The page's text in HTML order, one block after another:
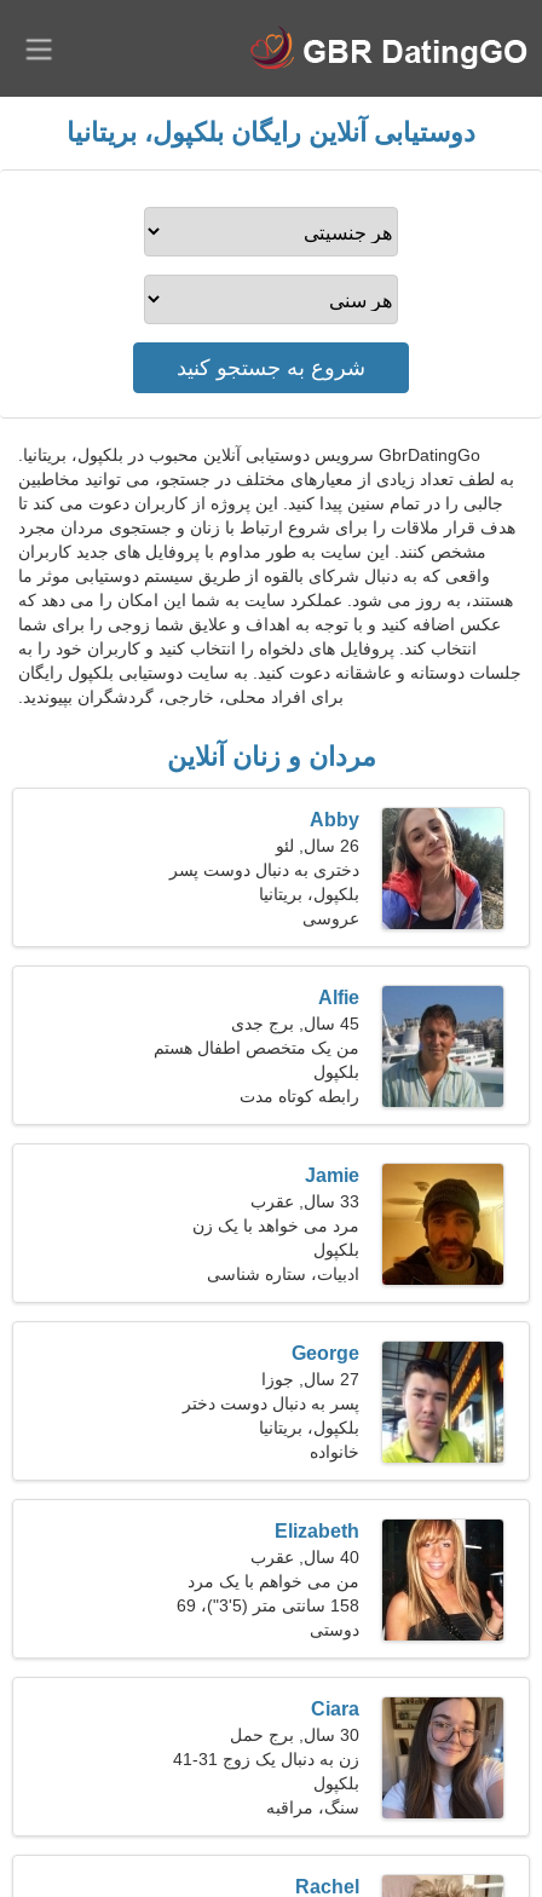
دوستیابی آنلاین رایگان بلکپول، بریتانیا
GbrDatingGo سرویس دوستیابی آنلاین محبوب در بلکپول، بریتانیا.
به لطف تعداد زیادی از معیارهای مختلف در جستجو، می توانید مخاطبین
جالبی را در تمام سنین پیدا کنید. این پروژه از کاربران دعوت می کند تا
هدف قرار ملاقات را برای شروع ارتباط با زنان و جستجوی مردان مجرد
مشخص کنند. این سایت به طور مداوم با پروفایل های جدید کاربران
واقعی که به دنبال شرکای بالقوه از طریق سیستم دوستیابی موثر ما
هستند، به روز می شود. عملکرد سایت به شما این امکان را می دهد که
عکس اضافه کنید و با توجه به اهداف و علایق شما زوجی را برای شما
انتخاب کند. پروفایل های دلخواه را انتخاب کنید و کاربران خود را به
جلسات دوستانه و عاشقانه دعوت کنید. به سایت دوستیابی بلکپول رایگان
برای افراد محلی، خارجی، گردشگران بپیوندید.
مردان و زنان آنلاین
Abby
26 سال, لئو
دختری به دنبال دوست پسر
بلکپول، بریتانیا
عروسی
Alfie
45 سال, برج جدی
من یک متخصص اطفال هستم
و به دنبال یک زن زیبا هستم
بلکپول
رابطه کوتاه مدت
Jamie
33 سال, عقرب
مرد می خواهد با یک زن
ملاقات کند
بلکپول
ادبیات، ستاره شناسی
George
27 سال, جوزا
پسر به دنبال دوست دختر
است
بلکپول، بریتانیا
خانواده
Elizabeth
40 سال, عقرب
من می خواهم با یک مرد
سپاسگزار ملاقات کنم 158 سانتی متر (5'3")، 69
کیلوگرم (152 پوند)
دوستی
Ciara
30 سال, برج حمل
زن به دنبال یک زوج 31-41
بلکپول
سنگ، مراقبه
Rachel